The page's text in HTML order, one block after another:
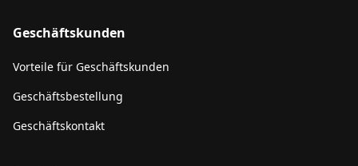
Geschäftskunden
Vorteile für Geschäftskunden
Geschäftsbestellung
Geschäftskontakt